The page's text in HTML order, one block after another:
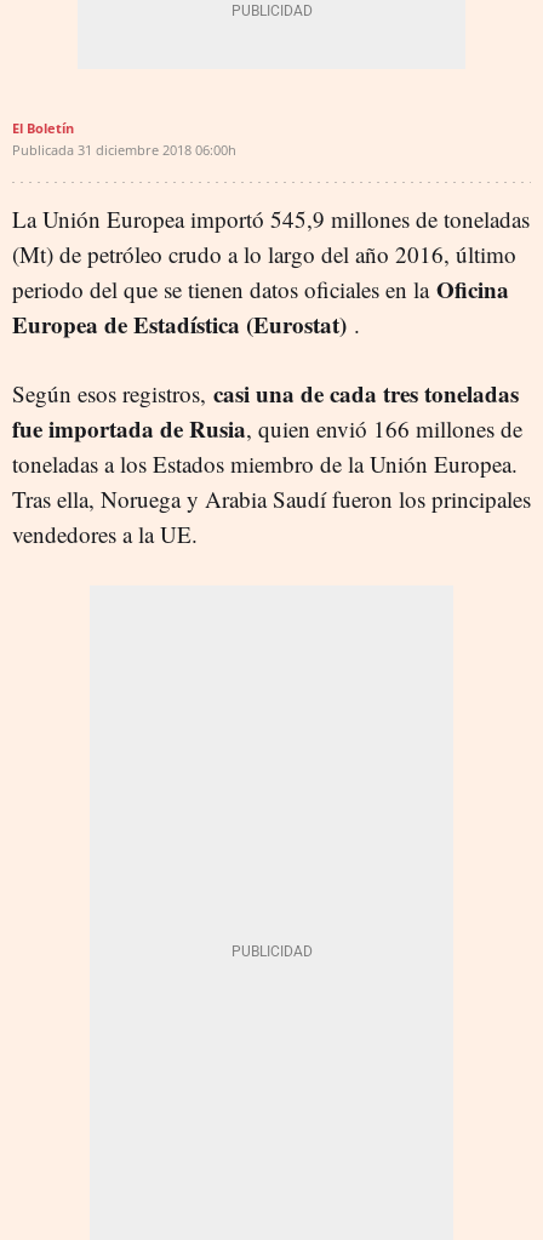
El Boletín
Publicada 31 diciembre 2018 06:00h
La Unión Europea importó 545,9 millones de toneladas
(Mt) de petróleo crudo a lo largo del año 2016, último
periodo del que se tienen datos oficiales en la Oficina
Europea de Estadística (Eurostat) .
Según esos registros, casi una de cada tres toneladas
fue importada de Rusia, quien envió 166 millones de
toneladas a los Estados miembro de la Unión Europea.
Tras ella, Noruega y Arabia Saudí fueron los principales
vendedores a la UE.